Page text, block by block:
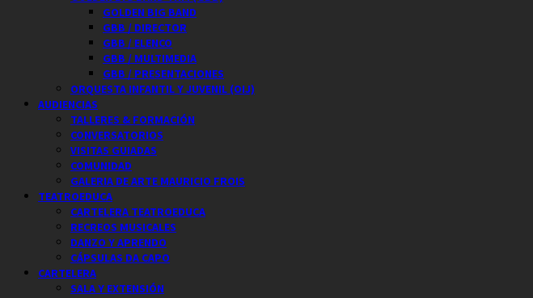
GOLDEN BIG BAND
GBB / DIRECTOR
GBB / ELENCO
GBB / MULTIMEDIA
GBB / PRESENTACIONES
ORQUESTA INFANTIL Y JUVENIL (OIJ)
AUDIENCIAS
TALLERES & FORMACIÓN
CONVERSATORIOS
VISITAS GUIADAS
COMUNIDAD
GALERIA DE ARTE MAURICIO FROIS
TEATROEDUCA
CARTELERA TEATROEDUCA
RECREOS MUSICALES
DANZO Y APRENDO
CÁPSULAS DA CAPO
CARTELERA
SALA Y EXTENSIÓN